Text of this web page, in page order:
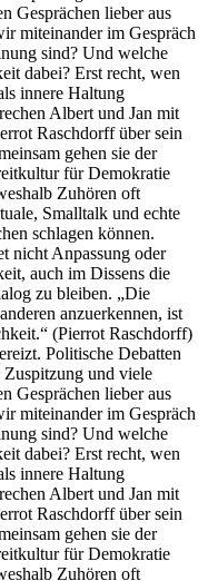
Gesprächen lieber aus
miteinander im Gespräch
sind? Und welche
dabei? Erst recht, wen
innere Haltung
Albert und Jan mit
Raschdorff über sein
gehen sie der
für Demokratie
Zuhören oft
Smalltalk und echte
schlagen können.
nicht Anpassung oder
auch im Dissens die
zu bleiben. „Die
anzuerkennen, ist
(Pierrot Raschdorff)
Politische Debatten
Zuspitzung und viele
Gesprächen lieber aus
miteinander im Gespräch
sind? Und welche
dabei? Erst recht, wen
innere Haltung
Albert und Jan mit
Raschdorff über sein
gehen sie der
für Demokratie
Zuhören oft